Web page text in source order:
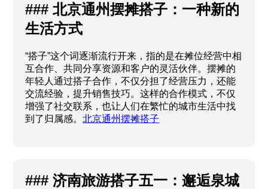
### 北京通州摆摊搭子：一种新的
生活方式
“搭子”这个词逐渐流行开来，指的是在摊位经营中相
互合作、共同分享资源和客户的灵活伙伴。摆摊的
年轻人通过搭子合作，不仅分担了经营压力，还能
交流经验，提升销售技巧。这样的合作模式，不仅
增强了社交联系，也让人们在繁忙的城市生活中找
到了归属感。北京通州摆摊搭子
### 济南旅游搭子五一：邂逅泉城